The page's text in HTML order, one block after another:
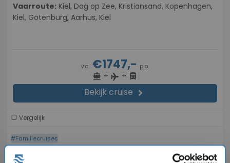
Vaarroute:
Kiel, Gotenburg, Aarhus, Kiel
v.a. €1747,- p.p.
directions_boat + flight + directions_bus
Bekijk cruise chevron_right
Vergelijk
#Familiecruises